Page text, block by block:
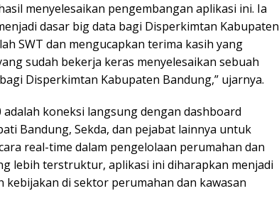
menyelesaikan pengembangan aplikasi ini. Ia
dasar big data bagi Disperkimtan Kabupaten
SWT dan mengucapkan terima kasih yang
sudah bekerja keras menyelesaikan sebuah
Disperkimtan Kabupaten Bandung,” ujarnya.
koneksi langsung dengan dashboard
Bandung, Sekda, dan pejabat lainnya untuk
real-time dalam pengelolaan perumahan dan
lebih terstruktur, aplikasi ini diharapkan menjadi
di sektor perumahan dan kawasan